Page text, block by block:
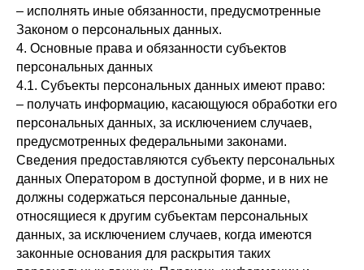
– исполнять иные обязанности, предусмотренные
Законом о персональных данных.
4. Основные права и обязанности субъектов
персональных данных
4.1. Субъекты персональных данных имеют право:
– получать информацию, касающуюся обработки его
персональных данных, за исключением случаев,
предусмотренных федеральными законами.
Сведения предоставляются субъекту персональных
данных Оператором в доступной форме, и в них не
должны содержаться персональные данные,
относящиеся к другим субъектам персональных
данных, за исключением случаев, когда имеются
законные основания для раскрытия таких